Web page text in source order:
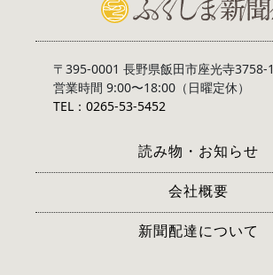
〒395-0001 長野県飯田市座光寺3758-1
営業時間 9:00〜18:00（日曜定休）
TEL：0265-53-5452
読み物・お知らせ
会社概要
新聞配達について